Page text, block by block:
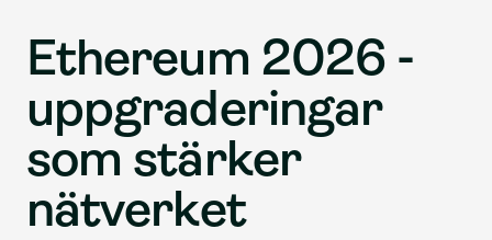
Ethereum 2026 -
uppgraderingar
som stärker
nätverket